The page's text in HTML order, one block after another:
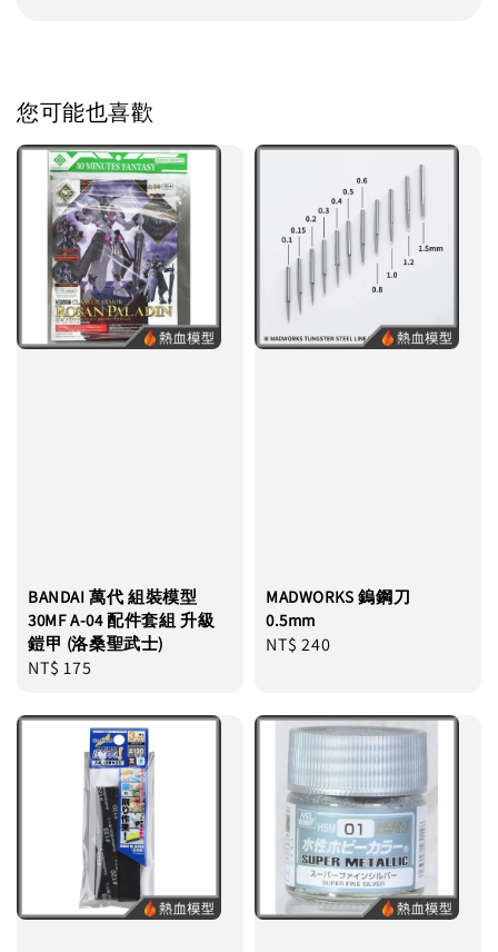
您可能也喜歡
BANDAI 萬代 組裝模型
30MF A-04 配件套組 升級
鎧甲 (洛桑聖武士)
Regular
NT$ 175
MADWORKS 鎢鋼刀
0.5mm
Regular
NT$ 240